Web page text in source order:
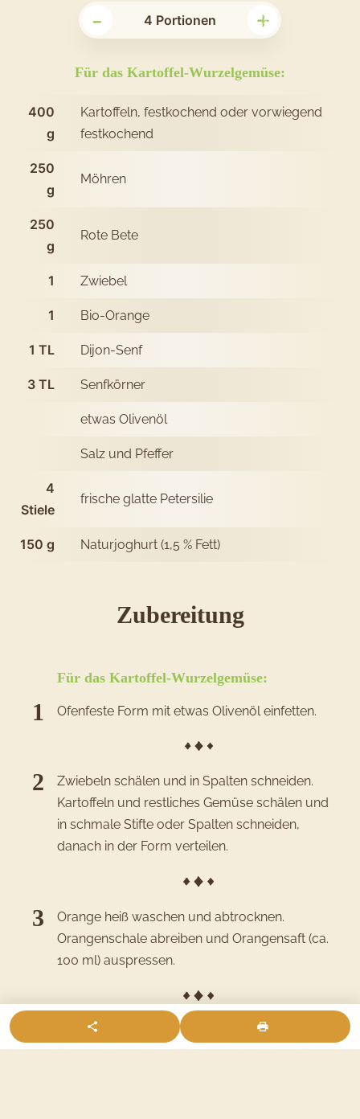
Rezept
mit
- 4 Portionen +
Für das Kartoffel-Wurzelgemüse:
400
g
Kartoffeln, festkochend oder vorwiegend
festkochend
250
g
Möhren
250
g
Rote Bete
1 Zwiebel
1 Bio-Orange
1 TL Dijon-Senf
3 TL Senfkörner
etwas Olivenöl
Salz und Pfeffer
4
Stiele
frische glatte Petersilie
150 g Naturjoghurt (1,5 % Fett)
Zubereitungdes
Kartoffel-
mit
Für das Kartoffel-Wurzelgemüse:
Ofenfeste Form mit etwas Olivenöl einfetten.
Zwiebeln schälen und in Spalten schneiden.
Kartoffeln und restliches Gemüse schälen und
in schmale Stifte oder Spalten schneiden,
danach in der Form verteilen.
Orange heiß waschen und abtrocknen.
Orangenschale abreiben und Orangensaft (ca.
100 ml) auspressen.
Orangensaft und Hälfte des Orangenabriebs mit
Dijonsenf verrühren. Salzen und pfeffern. Ca. 1